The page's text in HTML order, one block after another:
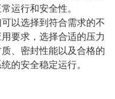
运行和安全性。
以选择到符合需求的不
要求，选择合适的压力
、密封性能以及合格的
的安全稳定运行。